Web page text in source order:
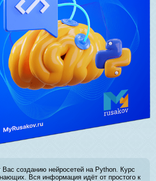
Вас созданию нейросетей на Python. Курс
Вся информация идёт от простого к